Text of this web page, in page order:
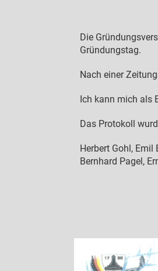
Die
Gründungstag.
Nach einer
Ich kann mich als
Das Protokoll
Herbert Gohl, Emil
Bernhard Pagel,